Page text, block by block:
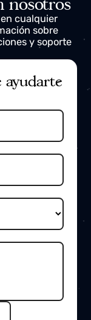
nosotros
en cualquier
sobre